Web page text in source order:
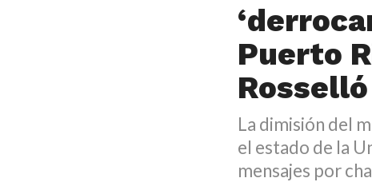
Puerto
Rosselló
La dimisión del
el estado de la
mensajes por